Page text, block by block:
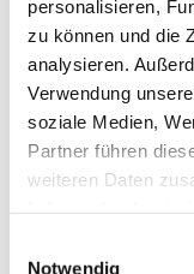
personalisieren,
zu können und die
analysieren.
Verwendung
soziale Medien,
Partner führen
weiteren Daten
Notwendig
Scannern im
vergleichbar. Im
von Barcodes,
aber leider total
Laut MDR
Datamatrixcode
Das wird und ist
Das birgt einige